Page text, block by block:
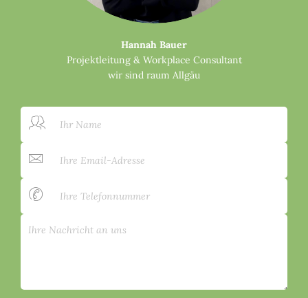
Hannah Bauer
Projektleitung & Workplace Consultant
wir sind raum Allgäu